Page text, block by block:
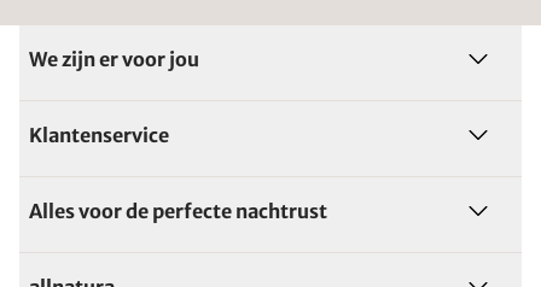
We zijn er voor jou
Klantenservice
Alles voor de perfecte nachtrust